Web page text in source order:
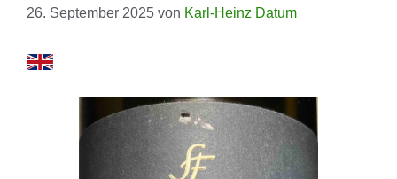
26. September 2025 von Karl-Heinz Datum